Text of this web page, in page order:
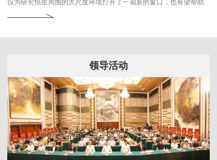
仅为研究恒星周围的大尺度环境打开了一扇新的窗口，也有望帮助
我们更加深入地认识自身所处的太阳系环境。
领导活动